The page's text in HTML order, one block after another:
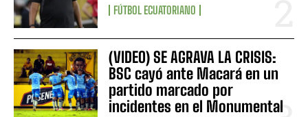
FÚTBOL ECUATORIANO
(VIDEO) SE AGRAVA LA CRISIS:
BSC cayó ante Macará en un
partido marcado por
incidentes en el Monumental